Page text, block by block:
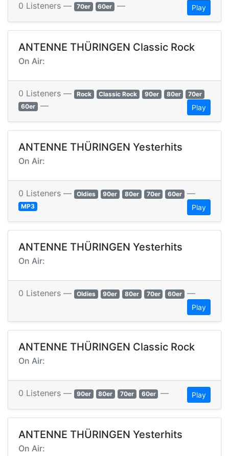
0 Listeners — 70er 60er — Play
ANTENNE THÜRINGEN Classic Rock
On Air:
0 Listeners — Rock Classic Rock 90er 80er
70er
60er — Play
ANTENNE THÜRINGEN Yesterhits
On Air:
0 Listeners — Oldies 90er 80er 70er 60er —
MP3 Play
ANTENNE THÜRINGEN Yesterhits
On Air:
0 Listeners — Oldies 90er 80er 70er 60er —
Play
ANTENNE THÜRINGEN Classic Rock
On Air:
0 Listeners — 90er 80er 70er 60er — Play
ANTENNE THÜRINGEN Yesterhits
On Air: